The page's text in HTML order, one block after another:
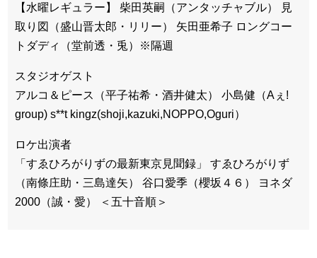
【水曜レギュラー】 柴田英嗣（アンタッチャブル） 見
取り図（盛山晋太郎・リリー） 矢田亜希子 ロングコー
トダディ（堂前透・兎）※隔週
スタジオゲスト
アルコ＆ピース（平子祐希・酒井健太） 小島健（Aぇ!
group) s**t kingz(shoji,kazuki,NOPPO,Oguri）
ロケ出演者
「すゑひろがりずの最新東京見聞録」 すゑひろがりず
（南條庄助・三島達矢） 谷口愛季（櫻坂４６） ヨネダ
2000（誠・愛） ＜五十音順＞